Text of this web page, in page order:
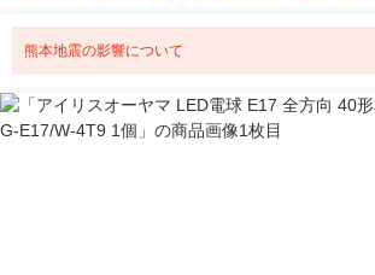
熊本地震の影響について